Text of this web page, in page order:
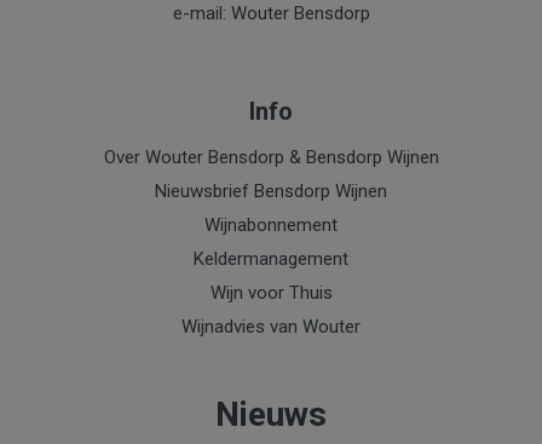
e-mail: Wouter Bensdorp
Info
Over Wouter Bensdorp & Bensdorp Wijnen
Nieuwsbrief Bensdorp Wijnen
Wijnabonnement
Keldermanagement
Wijn voor Thuis
Wijnadvies van Wouter
Nieuws